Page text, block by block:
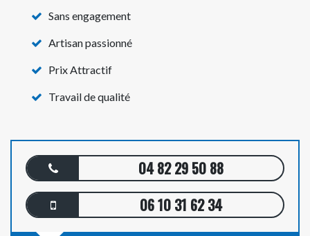
Sans engagement
Artisan passionné
Prix Attractif
Travail de qualité
04 82 29 50 88
06 10 31 62 34